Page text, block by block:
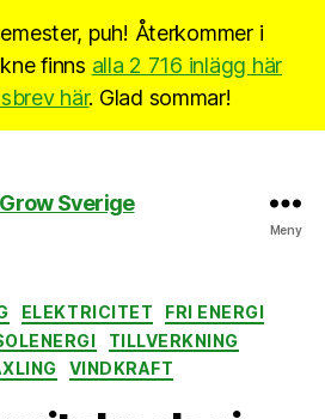
puh! Återkommer i
finns alla 2 716 inlägg här
här. Glad sommar!
Meny
Kategorier
ELEKTRICITET
FRI ENERGI
TILLVERKNING
VINDKRAFT